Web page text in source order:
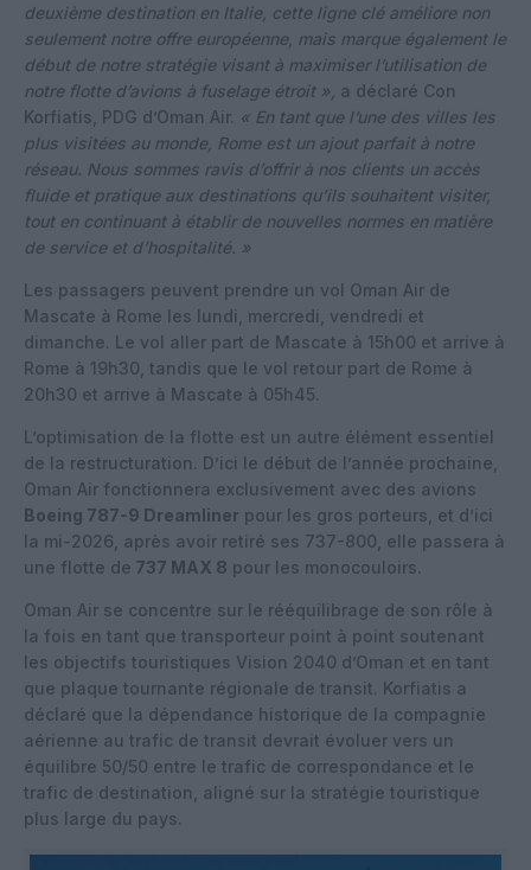
deuxième destination en Italie, cette ligne clé améliore non
seulement notre offre européenne, mais marque également le
début de notre stratégie visant à maximiser l’utilisation de
notre flotte d’avions à fuselage étroit », a déclaré Con
Korfiatis, PDG d’Oman Air. « En tant que l’une des villes les
plus visitées au monde, Rome est un ajout parfait à notre
réseau. Nous sommes ravis d’offrir à nos clients un accès
fluide et pratique aux destinations qu’ils souhaitent visiter,
tout en continuant à établir de nouvelles normes en matière
de service et d’hospitalité. »
Les passagers peuvent prendre un vol Oman Air de
Mascate à Rome les lundi, mercredi, vendredi et
dimanche. Le vol aller part de Mascate à 15h00 et arrive à
Rome à 19h30, tandis que le vol retour part de Rome à
20h30 et arrive à Mascate à 05h45.
L’optimisation de la flotte est un autre élément essentiel
de la restructuration. D’ici le début de l’année prochaine,
Oman Air fonctionnera exclusivement avec des avions
Boeing 787-9 Dreamliner pour les gros porteurs, et d’ici
la mi-2026, après avoir retiré ses 737-800, elle passera à
une flotte de 737 MAX 8 pour les monocouloirs.
Oman Air se concentre sur le rééquilibrage de son rôle à
la fois en tant que transporteur point à point soutenant
les objectifs touristiques Vision 2040 d’Oman et en tant
que plaque tournante régionale de transit. Korfiatis a
déclaré que la dépendance historique de la compagnie
aérienne au trafic de transit devrait évoluer vers un
équilibre 50/50 entre le trafic de correspondance et le
trafic de destination, aligné sur la stratégie touristique
plus large du pays.